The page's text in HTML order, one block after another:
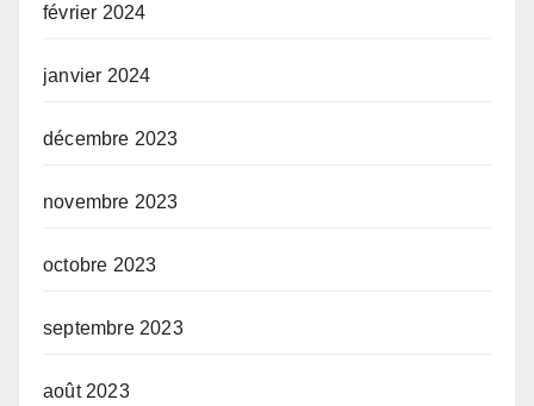
février 2024
janvier 2024
décembre 2023
novembre 2023
octobre 2023
septembre 2023
août 2023